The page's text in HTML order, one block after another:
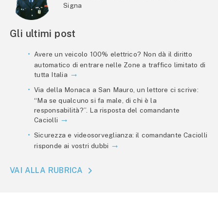
Signa
Gli ultimi post
Avere un veicolo 100% elettrico? Non dà il diritto
automatico di entrare nelle Zone a traffico limitato di
tutta Italia
Via della Monaca a San Mauro, un lettore ci scrive:
“Ma se qualcuno si fa male, di chi è la
responsabilità?”. La risposta del comandante
Caciolli
Sicurezza e videosorveglianza: il comandante Caciolli
risponde ai vostri dubbi
VAI ALLA RUBRICA